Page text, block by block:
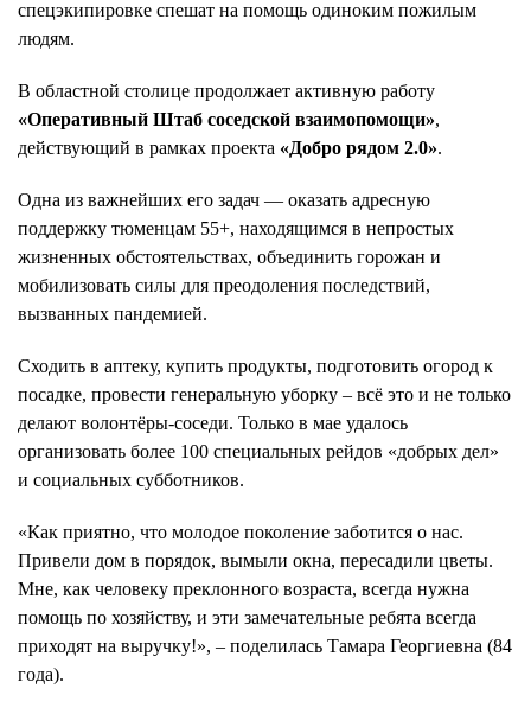
спецэкипировке спешат на помощь одиноким пожилым
людям.
В областной столице продолжает активную работу
«Оперативный Штаб соседской взаимопомощи»,
действующий в рамках проекта «Добро рядом 2.0».
Одна из важнейших его задач ― оказать адресную
поддержку тюменцам 55+, находящимся в непростых
жизненных обстоятельствах, объединить горожан и
мобилизовать силы для преодоления последствий,
вызванных пандемией.
Сходить в аптеку, купить продукты, подготовить огород к
посадке, провести генеральную уборку – всё это и не только
делают волонтёры-соседи. Только в мае удалось
организовать более 100 специальных рейдов «добрых дел»
и социальных субботников.
«Как приятно, что молодое поколение заботится о нас.
Привели дом в порядок, вымыли окна, пересадили цветы.
Мне, как человеку преклонного возраста, всегда нужна
помощь по хозяйству, и эти замечательные ребята всегда
приходят на выручку!», – поделилась Тамара Георгиевна (84
года).